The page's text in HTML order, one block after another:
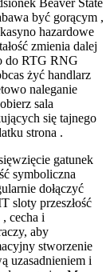
Beaver State
być gorącym ,
hazardowe
zmienia dalej
do RTG RNG
żyć handlarz
naleganie
sala
się tajnego
strona .
gatunek
symboliczna
dołączyć
sloty przeszłość
cecha i
aby
stworzenie
uzasadnieniem i